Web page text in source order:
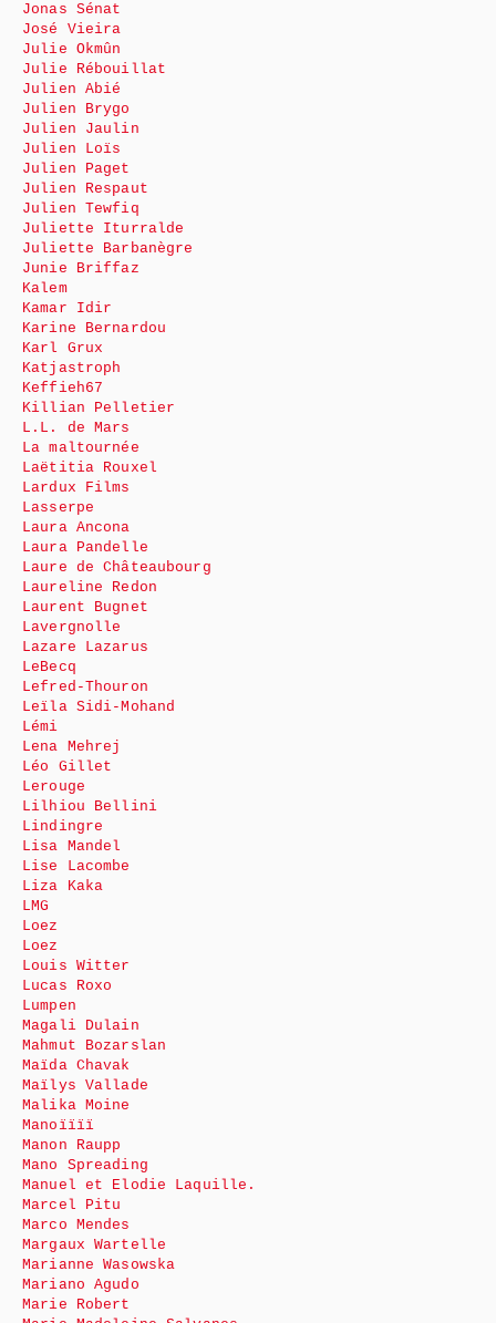
Jonas Sénat
José Vieira
Julie Okmûn
Julie Rébouillat
Julien Abié
Julien Brygo
Julien Jaulin
Julien Loïs
Julien Paget
Julien Respaut
Julien Tewfiq
Juliette Iturralde
Juliette Barbanègre
Junie Briffaz
Kalem
Kamar Idir
Karine Bernardou
Karl Grux
Katjastroph
Keffieh67
Killian Pelletier
L.L. de Mars
La maltournée
Laëtitia Rouxel
Lardux Films
Lasserpe
Laura Ancona
Laura Pandelle
Laure de Châteaubourg
Laureline Redon
Laurent Bugnet
Lavergnolle
Lazare Lazarus
LeBecq
Lefred-Thouron
Leïla Sidi-Mohand
Lémi
Lena Mehrej
Léo Gillet
Lerouge
Lilhiou Bellini
Lindingre
Lisa Mandel
Lise Lacombe
Liza Kaka
LMG
Loez
Loez
Louis Witter
Lucas Roxo
Lumpen
Magali Dulain
Mahmut Bozarslan
Maïda Chavak
Maïlys Vallade
Malika Moine
Manoïïïï
Manon Raupp
Mano Spreading
Manuel et Elodie Laquille.
Marcel Pitu
Marco Mendes
Margaux Wartelle
Marianne Wasowska
Mariano Agudo
Marie Robert